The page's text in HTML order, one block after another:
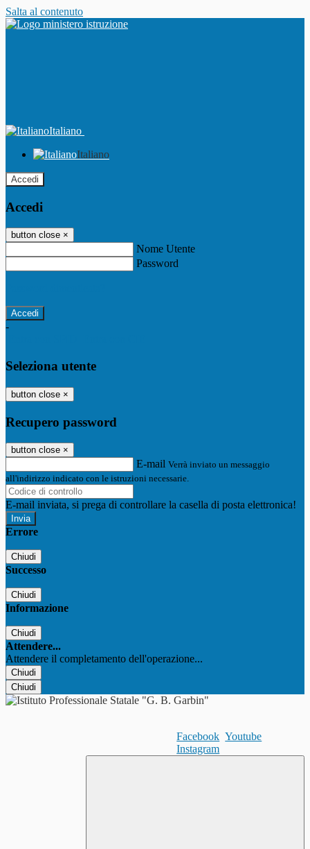
Salta al contenuto
Italiano
Italiano
Accedi
Accedi
button close ×
Nome Utente
Password
-
Seleziona utente
button close ×
Recupero password
button close ×
E-mail Verrà inviato un messaggio
all'indirizzo indicato con le istruzioni necessarie.
E-mail inviata, si prega di controllare la casella di posta elettronica!
Errore
Chiudi
Successo
Chiudi
Informazione
Chiudi
Attendere...
Attendere il completamento dell'operazione...
Chiudi
Chiudi
Facebook Youtube
Instagram